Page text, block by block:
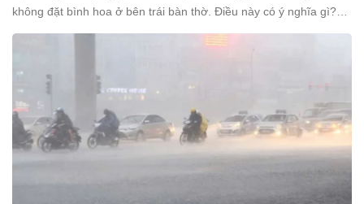
không đặt bình hoa ở bên trái bàn thờ. Điều này có ý nghĩa gì?
Tại sao nhiều người giàu lại kiêng kỵ điều này?